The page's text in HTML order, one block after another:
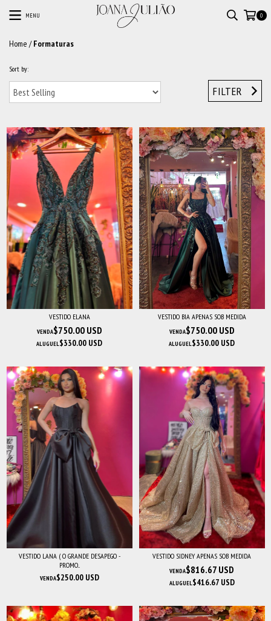
MENU 0
Home / Formaturas
Sort by:
FILTER
VESTIDO ELANA
VENDA$750.00 USD
ALUGUEL$330.00 USD
VESTIDO BIA APENAS SOB MEDIDA
VENDA$750.00 USD
ALUGUEL$330.00 USD
VESTIDO LANA ( O GRANDE DESAPEGO -
PROMO...
VENDA$250.00 USD
VESTIDO SIDNEY APENAS SOB MEDIDA
VENDA$816.67 USD
ALUGUEL$416.67 USD